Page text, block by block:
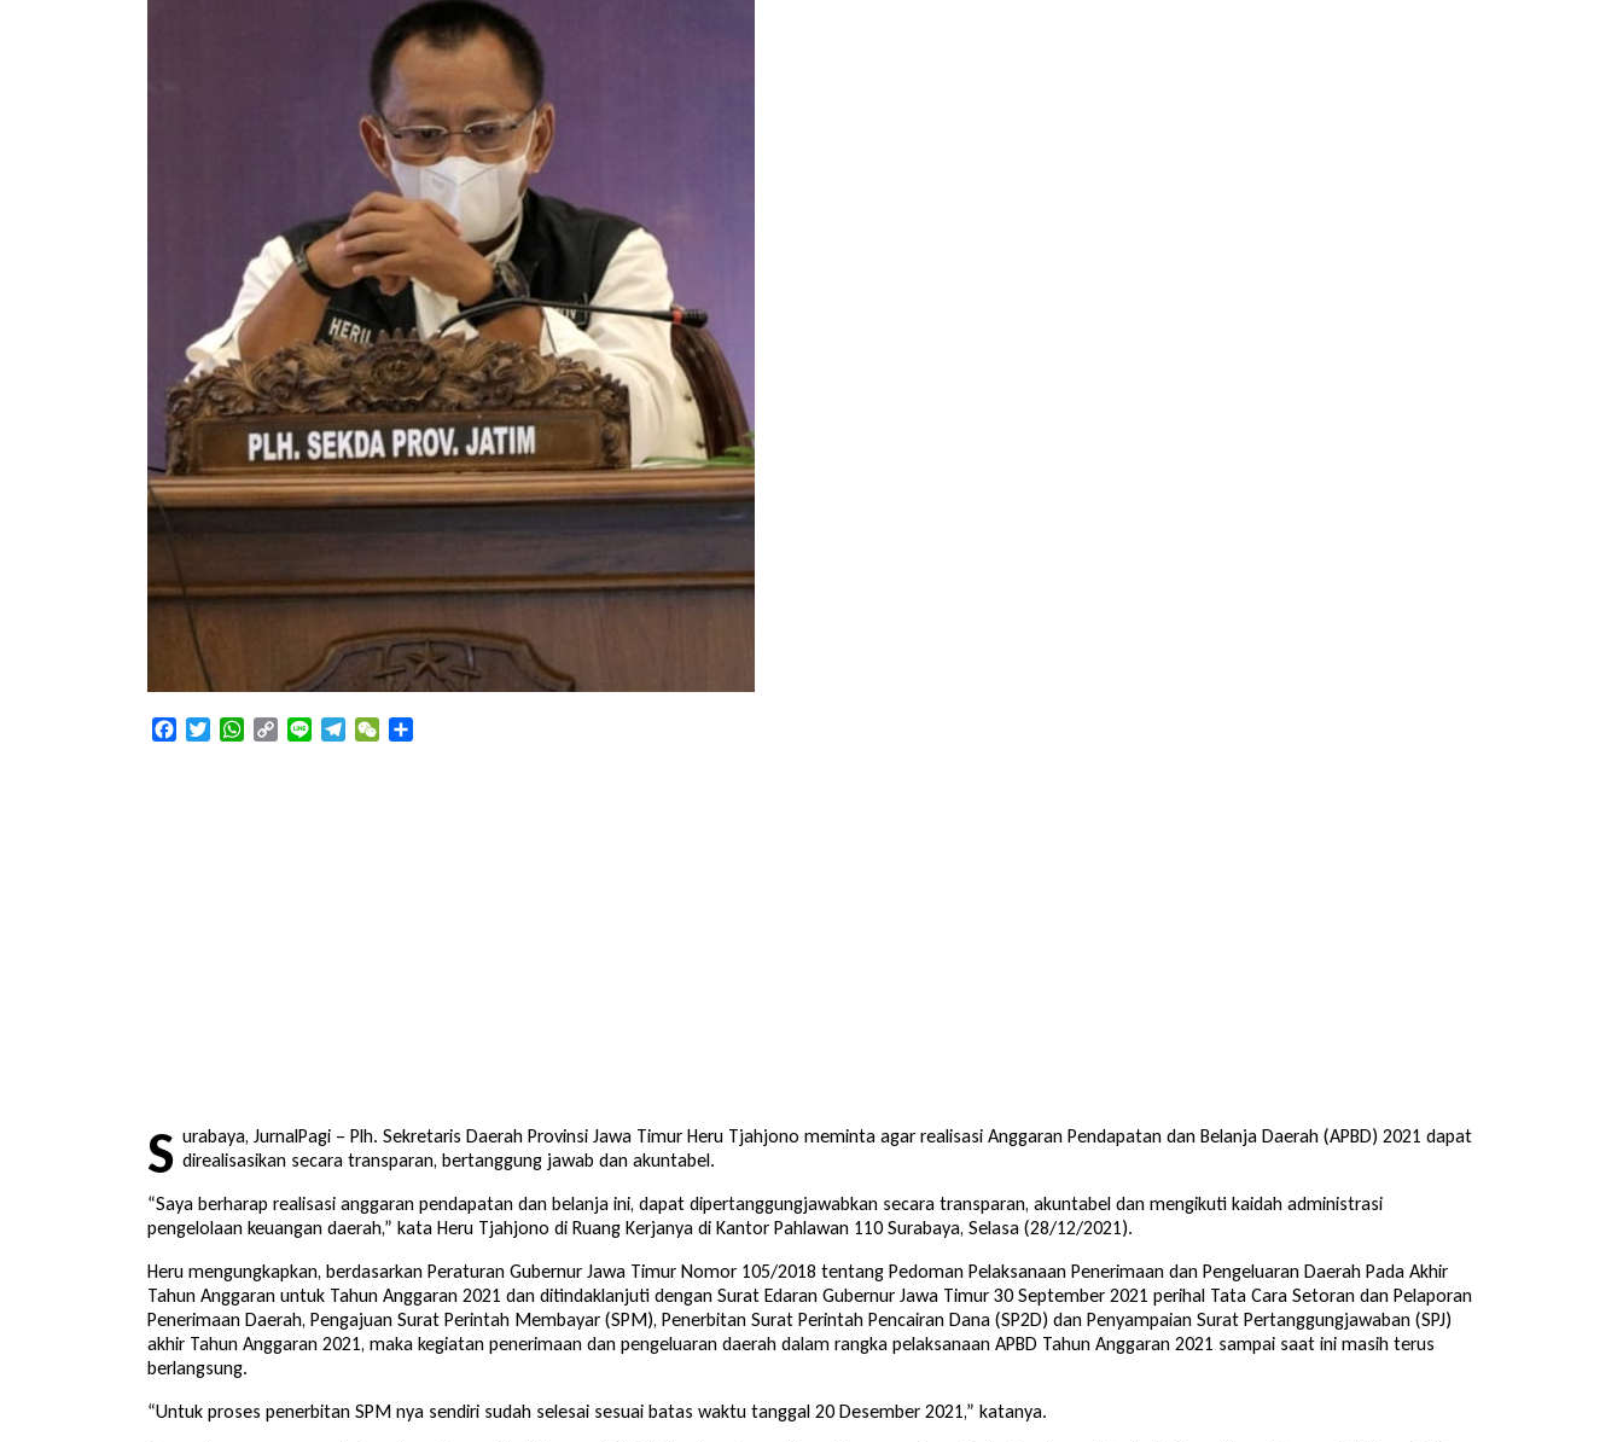
FacebookTwitterWhatsApp
Copy
Line TelegramWeChat
S urabaya, JurnalPagi – Plh. Sekretaris Daerah Provinsi Jawa Timur Heru Tjahjono meminta agar realisasi Anggaran Pendapatan dan Belanja Daerah (APBD) 2021 dapat
direalisasikan secara transparan, bertanggung jawab dan akuntabel.
“Saya berharap realisasi anggaran pendapatan dan belanja ini, dapat dipertanggungjawabkan secara transparan, akuntabel dan mengikuti kaidah administrasi
pengelolaan keuangan daerah,” kata Heru Tjahjono di Ruang Kerjanya di Kantor Pahlawan 110 Surabaya, Selasa (28/12/2021).
Heru mengungkapkan, berdasarkan Peraturan Gubernur Jawa Timur Nomor 105/2018 tentang Pedoman Pelaksanaan Penerimaan dan Pengeluaran Daerah Pada Akhir
Tahun Anggaran untuk Tahun Anggaran 2021 dan ditindaklanjuti dengan Surat Edaran Gubernur Jawa Timur 30 September 2021 perihal Tata Cara Setoran dan Pelaporan
Penerimaan Daerah, Pengajuan Surat Perintah Membayar (SPM), Penerbitan Surat Perintah Pencairan Dana (SP2D) dan Penyampaian Surat Pertanggungjawaban (SPJ)
akhir Tahun Anggaran 2021, maka kegiatan penerimaan dan pengeluaran daerah dalam rangka pelaksanaan APBD Tahun Anggaran 2021 sampai saat ini masih terus
berlangsung.
“Untuk proses penerbitan SPM nya sendiri sudah selesai sesuai batas waktu tanggal 20 Desember 2021,” katanya.